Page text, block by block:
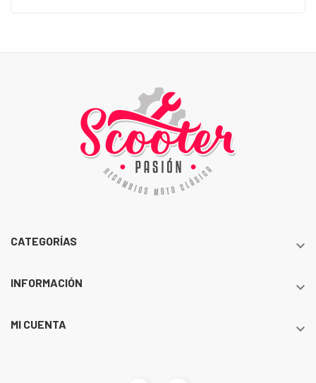
CATEGORÍAS 
INFORMACIÓN 
MI CUENTA 